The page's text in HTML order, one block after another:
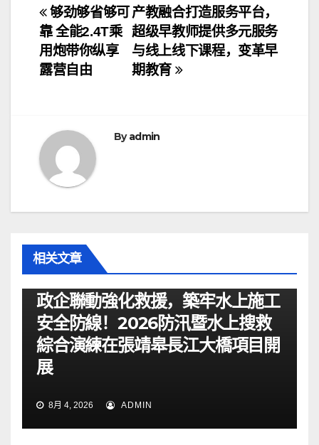
文
章
导
产教融合打造服务平台，
超级早教师提供多元服务
与线上线下课程，变革早
期教育
够劲够省够可
靠 全能2.4T乘
用炮带你纵享
露营自由
Byadmin
相关文章
政企聯動強化救援，築牢水上施工
安全防線！2026防汛暨水上搜救
綜合演練在張靖皋長江大橋項目開
展
8月 4, 2026 ADMIN